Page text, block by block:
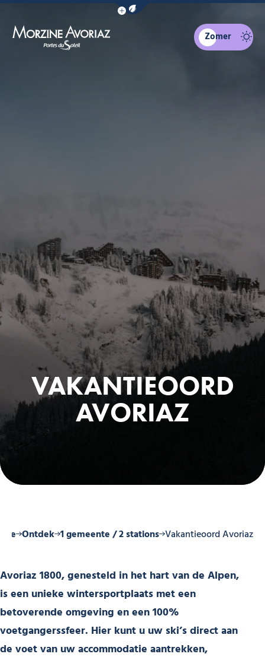
Navigatiebalk eco-modus
Zomer
VAKANTIEOORD
AVORIAZ
Ontdek 1 gemeente / 2 stations Vakantieoord Avoriaz
Avoriaz 1800, genesteld in het hart van de Alpen,
is een unieke wintersportplaats met een
betoverende omgeving en een 100%
voetgangerssfeer. Hier kunt u uw ski’s direct aan
de voet van uw accommodatie aantrekken,